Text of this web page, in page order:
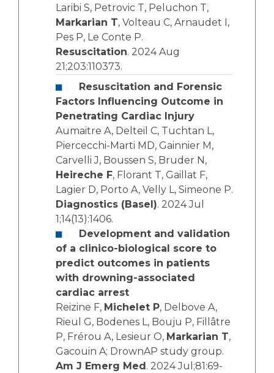
Laribi S, Petrovic T, Peluchon T,
Markarian T, Volteau C, Arnaudet I,
Pes P, Le Conte P.
Resuscitation. 2024 Aug
21;203:110373.
Resuscitation and Forensic
Factors Influencing Outcome in
Penetrating Cardiac Injury
Aumaitre A, Delteil C, Tuchtan L,
Piercecchi-Marti MD, Gainnier M,
Carvelli J, Boussen S, Bruder N,
Heireche F, Florant T, Gaillat F,
Lagier D, Porto A, Velly L, Simeone P.
Diagnostics (Basel). 2024 Jul
1;14(13):1406.
Development and validation
of a clinico-biological score to
predict outcomes in patients
with drowning-associated
cardiac arrest
Reizine F, Michelet P, Delbove A,
Rieul G, Bodenes L, Bouju P, Fillâtre
P, Frérou A, Lesieur O, Markarian T,
Gacouin A; DrownAP study group.
Am J Emerg Med . 2024 Jul;81:69-